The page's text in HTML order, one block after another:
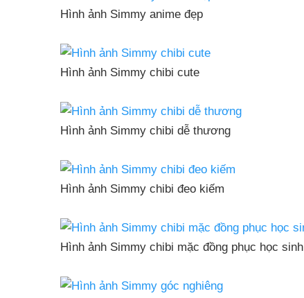
Hình ảnh Simmy anime đẹp
Hình ảnh Simmy chibi cute
Hình ảnh Simmy chibi dễ thương
Hình ảnh Simmy chibi đeo kiếm
Hình ảnh Simmy chibi mặc đồng phục học sinh